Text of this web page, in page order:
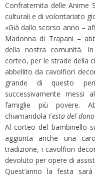
Confraternita delle Anime
culturali e di volontariato
«Già dallo scorso anno –
Madonna di Trapani –
della nostra comunità.
corteo, per le strade della
abbellito da cavolfiori
grande di questo
successivamente messi
famiglie più povere.
chiamandola Festa del dono
Al corteo del bambinello
aggiunta anche una
tradizione, i cavolfiori
devoluto per opere di
Quest’anno la festa